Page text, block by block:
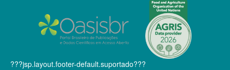
???jsp.layout.footer-default.suportado???